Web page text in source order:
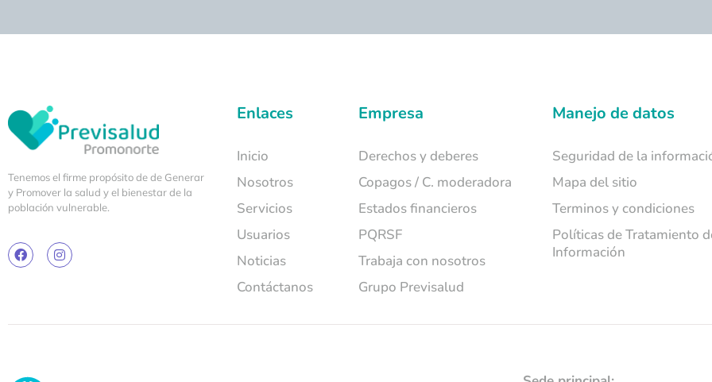
Tenemos el firme propósito de de Generar
y Promover la salud y el bienestar de la
población vulnerable.
Enlaces
Inicio
Nosotros
Servicios
Usuarios
Noticias
Contáctanos
Empresa
Derechos y deberes
Copagos / C. moderadora
Estados financieros
PQRSF
Trabaja con nosotros
Grupo Previsalud
Manejo de datos
Seguridad de la
Mapa del sitio
Terminos y condiciones
Políticas de Tratamiento
Información